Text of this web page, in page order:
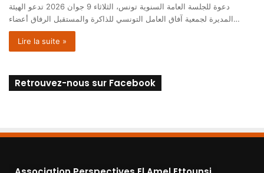
دعوة للجلسة العامة السنوية تونس، الثلاثاء 9 جوان 2026 تدعو الهيئة
المديرة لجمعية آفاق العامل التونسي للذاكرة والمستقبل الرفاق أعضاء…
Lire la suite »
Retrouvez-nous sur Facebook